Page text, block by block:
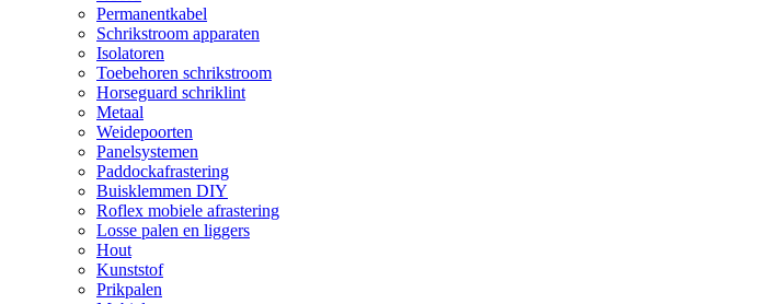
Permanentkabel
Schrikstroom apparaten
Isolatoren
Toebehoren schrikstroom
Horseguard schriklint
Metaal
Weidepoorten
Panelsystemen
Paddockafrastering
Buisklemmen DIY
Roflex mobiele afrastering
Losse palen en liggers
Hout
Kunststof
Prikpalen